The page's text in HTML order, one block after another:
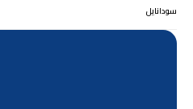
سودانايل